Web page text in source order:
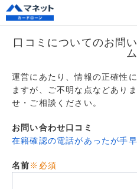
口コミについてのお問
ム
運営にあたり、情報の正確性
ますが、ご不明な点などあり
せ・ご相談ください。
お問い合わせ口コミ
在籍確認の電話があったが手
名前※必須